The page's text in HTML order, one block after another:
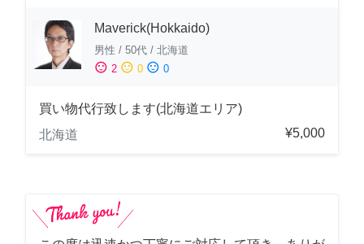
Maverick(Hokkaido)
男性 / 50代 / 北海道
sentiment_satisfied 2 sentiment_neutral 0 sentiment_dissatisfied 0
買い物代行致します(北海道エリア)
北海道
¥5,000